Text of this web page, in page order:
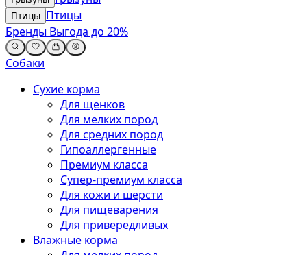
Птицы Птицы
Бренды Выгода до 20%
Собаки
Сухие корма
Для щенков
Для мелких пород
Для средних пород
Гипоаллергенные
Премиум класса
Супер-премиум класса
Для кожи и шерсти
Для пищеварения
Для привередливых
Влажные корма